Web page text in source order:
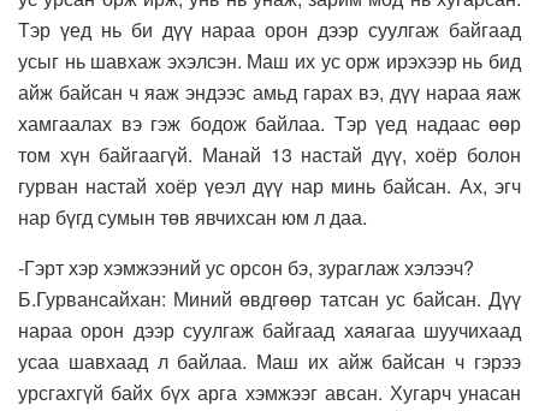
Тэр үед нь би дүү нараа орон дээр суулгаж байгаад
усыг нь шавхаж эхэлсэн. Маш их ус орж ирэхээр нь бид
айж байсан ч яаж эндээс амьд гарах вэ, дүү нараа яаж
хамгаалах вэ гэж бодож байлаа. Тэр үед надаас өөр
том хүн байгаагүй. Манай 13 настай дүү, хоёр болон
гурван настай хоёр үеэл дүү нар минь байсан. Ах, эгч
нар бүгд сумын төв явчихсан юм л даа.
-Гэрт хэр хэмжээний ус орсон бэ, зураглаж хэлээч?
Б.Гурвансайхан: Миний өвдгөөр татсан ус байсан. Дүү
нараа орон дээр суулгаж байгаад хаяагаа шуучихаад
усаа шавхаад л байлаа. Маш их айж байсан ч гэрээ
урсгахгүй байх бүх арга хэмжээг авсан. Хугарч унасан